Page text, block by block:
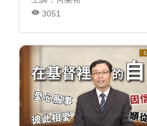
3051